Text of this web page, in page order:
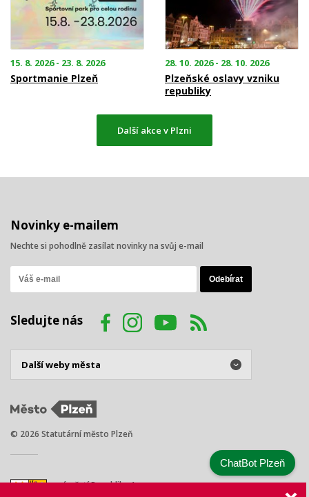
15. 8. 2026 - 23. 8. 2026
Sportmanie Plzeň
28. 10. 2026 - 28. 10. 2026
Plzeňské oslavy vzniku
republiky
Další akce v Plzni
Novinky e-mailem
Nechte si pohodlně zasílat novinky na svůj e-mail
Sledujte nás
© 2026 Statutární město Plzeň
náměstí Republiky 1
ChatBot Plzeň